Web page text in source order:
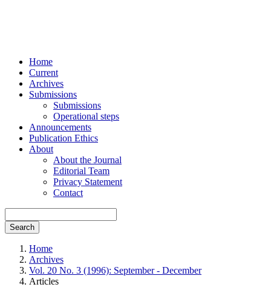
Home
Current
Archives
Submissions
Submissions
Operational steps
Announcements
Publication Ethics
About
About the Journal
Editorial Team
Privacy Statement
Contact
Search
Home
Archives
Vol. 20 No. 3 (1996): September - December
Articles